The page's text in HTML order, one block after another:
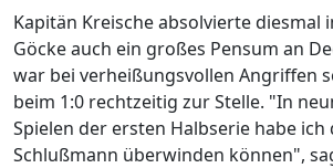
Kapitän Kreische absolvierte diesmal
Göcke auch ein großes Pensum an
war bei verheißungsvollen Angriffen
beim 1:0 rechtzeitig zur Stelle. "In
Spielen der ersten Halbserie habe
Schlußmann überwinden können",